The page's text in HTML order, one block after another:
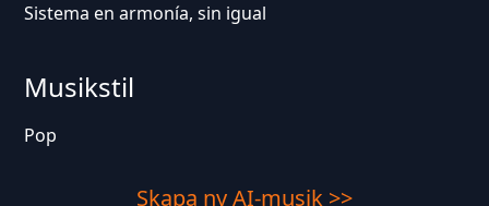
Sistema en armonía, sin igual
Musikstil
Pop
Skapa ny AI-musik >>